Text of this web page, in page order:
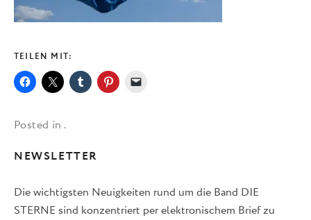
TEILEN MIT:
Posted in .
NEWSLETTER
Die wichtigsten Neuigkeiten rund um die Band DIE
STERNE sind konzentriert per elektronischem Brief zu